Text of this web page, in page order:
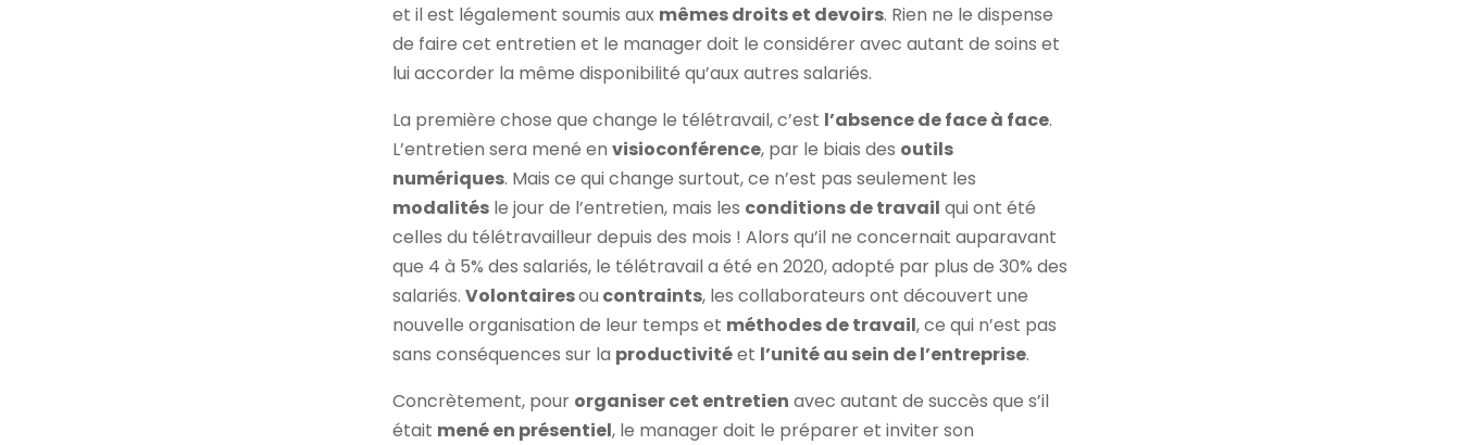
et il est légalement soumis aux mêmes droits et devoirs. Rien ne le dispense
de faire cet entretien et le manager doit le considérer avec autant de soins et
lui accorder la même disponibilité qu’aux autres salariés.
La première chose que change le télétravail, c’est l’absence de face à face.
L’entretien sera mené envisioconférence, par le biais des outils
numériques. Mais ce qui change surtout, ce n’est pas seulement les
modalités le jour de l’entretien, mais les conditions de travail qui ont été
celles du télétravailleur depuis des mois ! Alors qu’il ne concernait auparavant
que 4 à 5% des salariés, le télétravail a été en 2020, adopté par plus de 30% des
salariés.Volontairesou contraints, les collaborateurs ont découvert une
nouvelle organisation de leur temps et méthodes de travail, ce qui n’est pas
sans conséquences sur la productivitéet l’unité au sein de l’entreprise.
Concrètement, pour organiser cet entretien avec autant de succès que s’il
était mené en présentiel, le manager doit le préparer et inviter son